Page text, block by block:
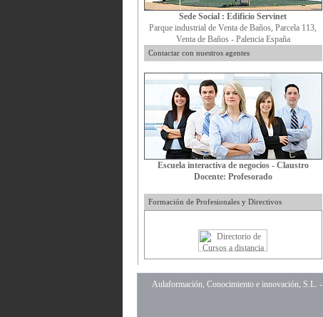
Sede Social : Edificio Servinet
Parque industrial de Venta de Baños, Parcela 113,
Venta de Baños - Palencia España
Contactar con nuestros agentes
Escuela interactiva de negocios - Claustro
Docente: Profesorado
Formación de Profesionales y Directivos
Aulaformación, Conocimiento e innovación, S.L. -